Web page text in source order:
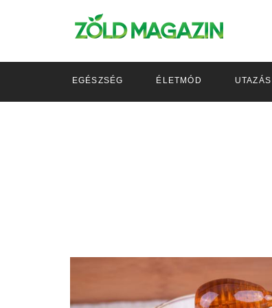
EGÉSZSÉG ÉLETMÓD UTAZÁS